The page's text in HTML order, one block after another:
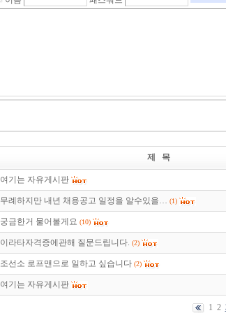
제 목
여기는 자유게시판
무례하지만 내년 채용공고 일정을 알수있을… (1)
궁금한거 물어볼게요 (10)
이라타자격증에관해 질문드립니다. (2)
조선소 로프맨으로 일하고 싶습니다 (2)
여기는 자유게시판
1 2